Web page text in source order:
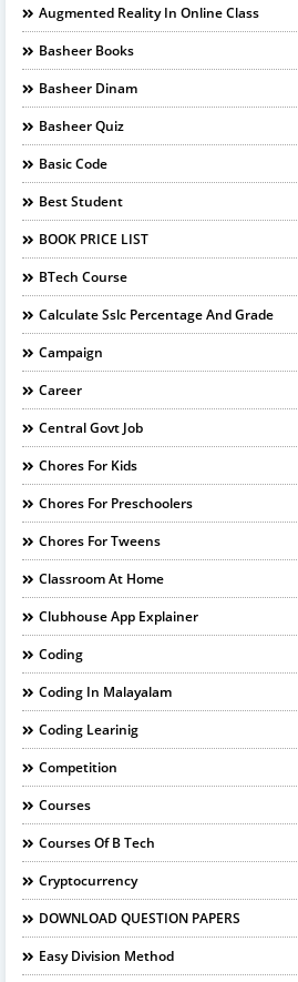
Augmented Reality In Online Class
Basheer Books
Basheer Dinam
Basheer Quiz
Basic Code
Best Student
BOOK PRICE LIST
BTech Course
Calculate Sslc Percentage And Grade
Campaign
Career
Central Govt Job
Chores For Kids
Chores For Preschoolers
Chores For Tweens
Classroom At Home
Clubhouse App Explainer
Coding
Coding In Malayalam
Coding Learinig
Competition
Courses
Courses Of B Tech
Cryptocurrency
DOWNLOAD QUESTION PAPERS
Easy Division Method